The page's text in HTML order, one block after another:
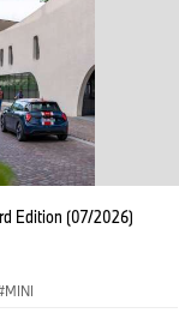
Edition (07/2026)
MINI